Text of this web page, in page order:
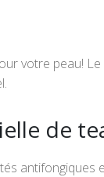
votre peau!
de
antifongiques